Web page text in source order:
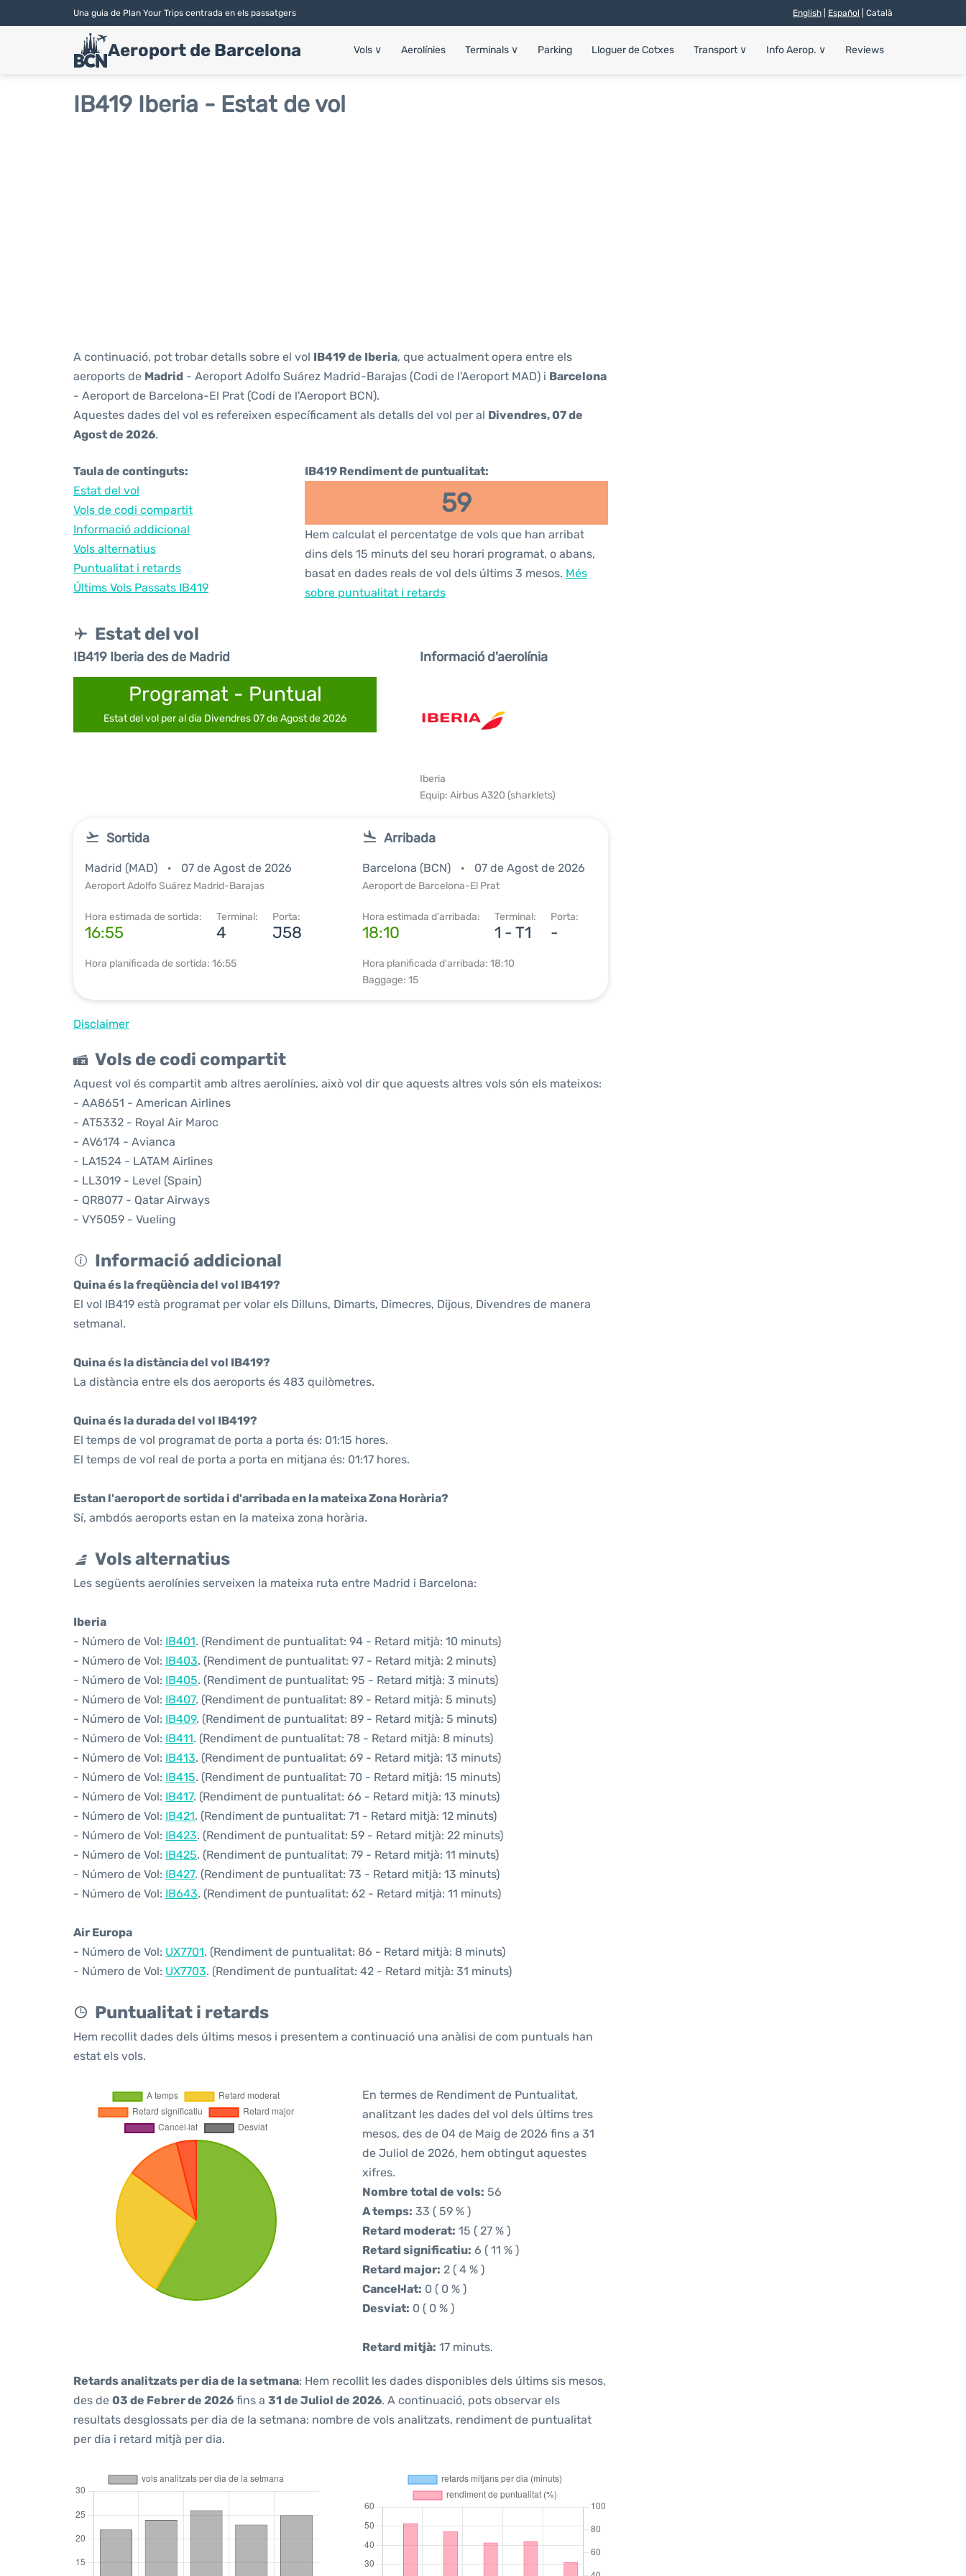
Una guia de Plan Your Trips centrada en els passatgers English Español | Català
Aeroport de Barcelona Vols ∨ Aerolínies Terminals ∨ Parking Lloguer de Cotxes Transport ∨ Info Aerop. ∨ Reviews
IB419 Iberia - Estat de vol
A continuació, pot trobar detalls sobre el vol IB419 de Iberia, que actualment opera entre els
aeroports de Madrid - Aeroport Adolfo Suárez Madrid-Barajas (Codi de l'Aeroport MAD) i Barcelona
- Aeroport de Barcelona-El Prat (Codi de l'Aeroport BCN).
Aquestes dades del vol es refereixen específicament als detalls del vol per al Divendres, 07 de
Agost de 2026.
Taula de continguts:
Estat del vol
Vols de codi compartit
Informació addicional
Vols alternatius
Puntualitat i retards
Últims Vols Passats IB419
IB419 Rendiment de puntualitat:
59
Hem calculat el percentatge de vols que han arribat
dins dels 15 minuts del seu horari programat, o abans,
basat en dades reals de vol dels últims 3 mesos. Més
sobre puntualitat i retards
Estat del vol
IB419 Iberia des de Madrid
Programat - Puntual
Estat del vol per al dia Divendres 07 de Agost de 2026
Informació d'aerolínia
Iberia
Equip: Airbus A320 (sharklets)
Sortida
Madrid (MAD) 07 de Agost de 2026
Aeroport Adolfo Suárez Madrid-Barajas
Hora estimada de sortida:
16:55
Terminal:
4
Porta:
J58
Hora planificada de sortida: 16:55
Arribada
Barcelona (BCN) 07 de Agost de 2026
Aeroport de Barcelona-El Prat
Hora estimada d'arribada:
18:10
Terminal:
1 - T1
Porta:
-
Hora planificada d'arribada: 18:10
Baggage: 15
Disclaimer
Vols de codi compartit
Aquest vol és compartit amb altres aerolínies, això vol dir que aquests altres vols són els mateixos:
- AA8651 - American Airlines
- AT5332 - Royal Air Maroc
- AV6174 - Avianca
- LA1524 - LATAM Airlines
- LL3019 - Level (Spain)
- QR8077 - Qatar Airways
- VY5059 - Vueling
Informació addicional
Quina és la freqüència del vol IB419?
El vol IB419 està programat per volar els Dilluns, Dimarts, Dimecres, Dijous, Divendres de manera
setmanal.
Quina és la distància del vol IB419?
La distància entre els dos aeroports és 483 quilòmetres.
Quina és la durada del vol IB419?
El temps de vol programat de porta a porta és: 01:15 hores.
El temps de vol real de porta a porta en mitjana és: 01:17 hores.
Estan l'aeroport de sortida i d'arribada en la mateixa Zona Horària?
Sí, ambdós aeroports estan en la mateixa zona horària.
Vols alternatius
Les següents aerolínies serveixen la mateixa ruta entre Madrid i Barcelona:
Iberia
- Número de Vol: IB401. (Rendiment de puntualitat: 94 - Retard mitjà: 10 minuts)
- Número de Vol: IB403. (Rendiment de puntualitat: 97 - Retard mitjà: 2 minuts)
- Número de Vol: IB405. (Rendiment de puntualitat: 95 - Retard mitjà: 3 minuts)
- Número de Vol: IB407. (Rendiment de puntualitat: 89 - Retard mitjà: 5 minuts)
- Número de Vol: IB409. (Rendiment de puntualitat: 89 - Retard mitjà: 5 minuts)
- Número de Vol: IB411. (Rendiment de puntualitat: 78 - Retard mitjà: 8 minuts)
- Número de Vol: IB413. (Rendiment de puntualitat: 69 - Retard mitjà: 13 minuts)
- Número de Vol: IB415. (Rendiment de puntualitat: 70 - Retard mitjà: 15 minuts)
- Número de Vol: IB417. (Rendiment de puntualitat: 66 - Retard mitjà: 13 minuts)
- Número de Vol: IB421. (Rendiment de puntualitat: 71 - Retard mitjà: 12 minuts)
- Número de Vol: IB423. (Rendiment de puntualitat: 59 - Retard mitjà: 22 minuts)
- Número de Vol: IB425. (Rendiment de puntualitat: 79 - Retard mitjà: 11 minuts)
- Número de Vol: IB427. (Rendiment de puntualitat: 73 - Retard mitjà: 13 minuts)
- Número de Vol: IB643. (Rendiment de puntualitat: 62 - Retard mitjà: 11 minuts)
Air Europa
- Número de Vol: UX7701. (Rendiment de puntualitat: 86 - Retard mitjà: 8 minuts)
- Número de Vol: UX7703. (Rendiment de puntualitat: 42 - Retard mitjà: 31 minuts)
Puntualitat i retards
Hem recollit dades dels últims mesos i presentem a continuació una anàlisi de com puntuals han
estat els vols.
En termes de Rendiment de Puntualitat,
analitzant les dades del vol dels últims tres
mesos, des de 04 de Maig de 2026 fins a 31
de Juliol de 2026, hem obtingut aquestes
xifres.
Nombre total de vols: 56
A temps: 33 ( 59 % )
Retard moderat: 15 ( 27 % )
Retard significatiu: 6 ( 11 % )
Retard major: 2 ( 4 % )
Cancel·lat: 0 ( 0 % )
Desviat: 0 ( 0 % )
Retard mitjà: 17 minuts.
Retards analitzats per dia de la setmana: Hem recollit les dades disponibles dels últims sis mesos,
des de 03 de Febrer de 2026 fins a 31 de Juliol de 2026. A continuació, pots observar els
resultats desglossats per dia de la setmana: nombre de vols analitzats, rendiment de puntualitat
per dia i retard mitjà per dia.